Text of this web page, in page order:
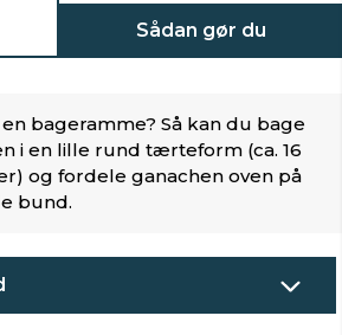
Sådan gør du
bageramme? Så kan du bage
i en lille rund tærteform (ca. 16
og fordele ganachen oven på
bund.